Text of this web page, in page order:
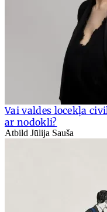
Vai valdes locekļa
ar nodokli?
Atbild Jūlija Sauša